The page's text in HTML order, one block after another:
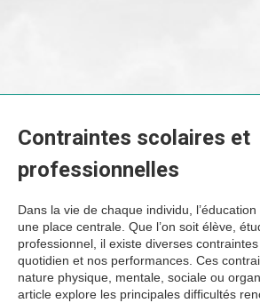
Contraintes scolaires et
professionnelles
Dans la vie de chaque individu,
une place centrale. Que l’on soit élève,
professionnel, il existe diverses
quotidien et nos performances. Ces
nature physique, mentale, sociale ou
article explore les principales difficultés